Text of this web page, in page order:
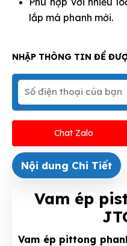
lắp má phanh mới.
NHẬP THÔNG TIN ĐỂ
Chat Zalo
Nội dung Chi Tiết
Vam ép
Vam ép pittong